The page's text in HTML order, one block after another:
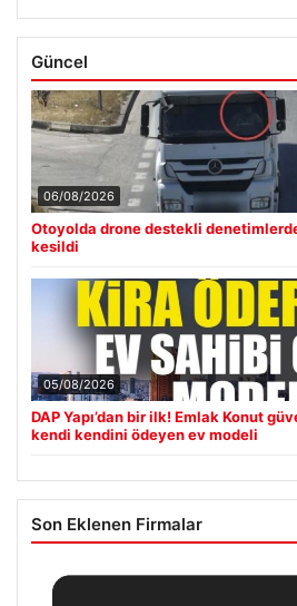
Güncel
06/08/2026
Otoyolda drone destekli
kesildi
05/08/2026
DAP Yapı’dan bir ilk! Emlak Konut
kendi kendini ödeyen ev modeli
Son Eklenen Firmalar